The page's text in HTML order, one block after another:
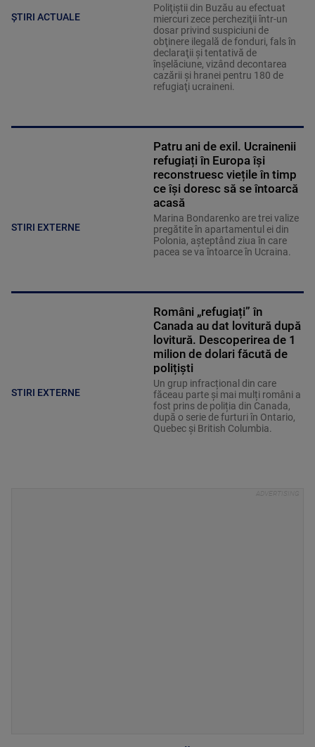
ȘTIRI ACTUALE
Poliţiştii din Buzău au efectuat
miercuri zece percheziţii într-un
dosar privind suspiciuni de
obţinere ilegală de fonduri, fals în
declaraţii şi tentativă de
înşelăciune, vizând decontarea
cazării şi hranei pentru 180 de
refugiaţi ucraineni.
STIRI EXTERNE
Patru ani de exil. Ucrainenii
refugiați în Europa își
reconstruesc viețile în timp
ce își doresc să se întoarcă
acasă
Marina Bondarenko are trei valize
pregătite în apartamentul ei din
Polonia, aşteptând ziua în care
pacea se va întoarce în Ucraina.
STIRI EXTERNE
Români „refugiați” în
Canada au dat lovitură după
lovitură. Descoperirea de 1
milion de dolari făcută de
polițiști
Un grup infracțional din care
făceau parte și mai mulți români a
fost prins de poliția din Canada,
după o serie de furturi în Ontario,
Quebec și British Columbia.